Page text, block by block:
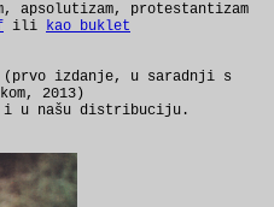
apsolutizam, protestantizam
ili kao buklet
(prvo izdanje, u saradnji s
2013)
i u našu distribuciju.